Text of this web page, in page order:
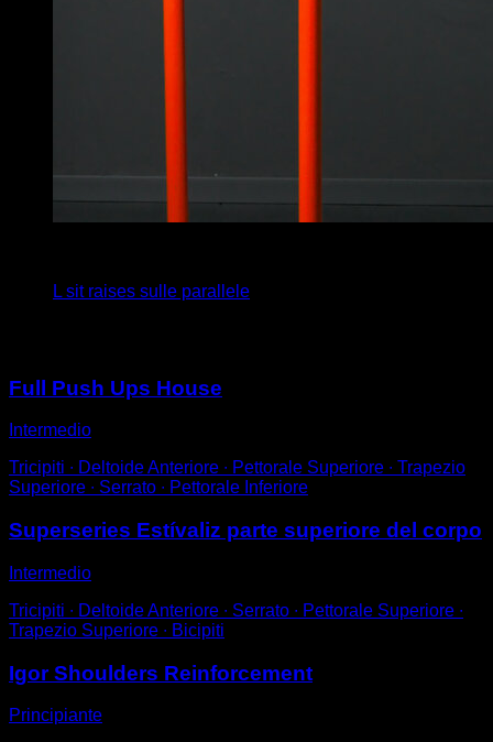
L sit raises sulle parallele
Full Push Ups House
Intermedio
Tricipiti ∙ Deltoide Anteriore ∙ Pettorale Superiore ∙ Trapezio
Superiore ∙ Serrato ∙ Pettorale Inferiore
Superseries Estívaliz parte superiore del corpo
Intermedio
Tricipiti ∙ Deltoide Anteriore ∙ Serrato ∙ Pettorale Superiore ∙
Trapezio Superiore ∙ Bicipiti
Igor Shoulders Reinforcement
Principiante